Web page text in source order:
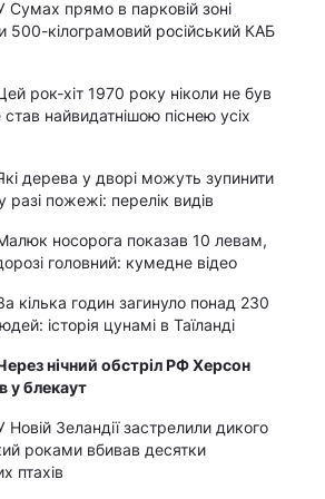
Сумах прямо в парковій зоні
500-кілограмовий російський КАБ
рок-хіт 1970 року ніколи не був
найвидатнішою піснею усіх
дерева у дворі можуть зупинити
разі пожежі: перелік видів
носорога показав 10 левам,
головний: кумедне відео
кілька годин загинуло понад 230
історія цунамі в Таїланді
нічний обстріл РФ Херсон
у блекаут
Новій Зеландії застрелили дикого
роками вбивав десятки
птахів